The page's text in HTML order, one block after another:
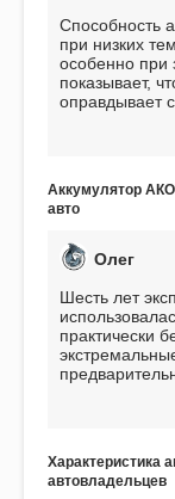
Способность
при низких
особенно при
показывает,
оправдывает
пожалел.
Аккумулятор
авто
Олег
Шесть лет
практически
EFB 75. Судя
превосходит
Характеристика
автовладельцев